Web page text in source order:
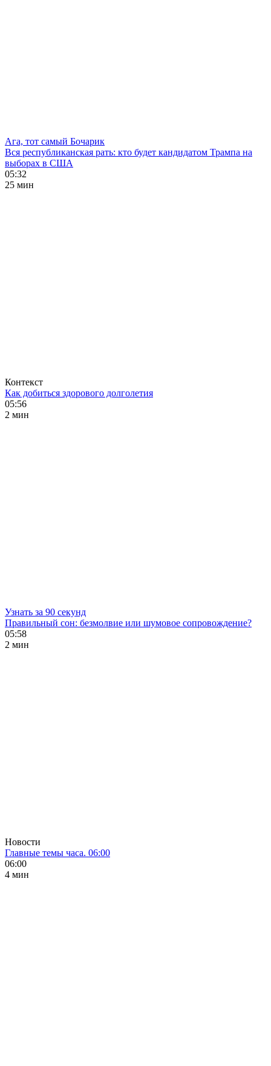
Ага, тот самый Бочарик
Вся республиканская рать: кто будет кандидатом Трампа на
выборах в США
05:32
25 мин
Контекст
Как добиться здорового долголетия
05:56
2 мин
Узнать за 90 секунд
Правильный сон: безмолвие или шумовое сопровождение?
05:58
2 мин
Новости
Главные темы часа. 06:00
06:00
4 мин